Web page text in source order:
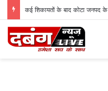
कई शिकायतों के बाद कोटा जनपद के